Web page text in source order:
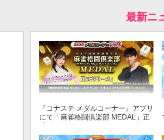
最新ニ
『コナステ メダルコーナー』アプリ
にて「麻雀格闘倶楽部 MEDAL」正